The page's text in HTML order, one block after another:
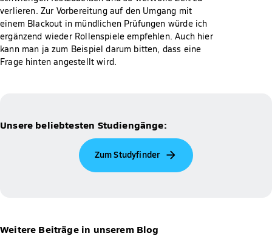
verlieren. Zur Vorbereitung auf den Umgang mit
einem Blackout in mündlichen Prüfungen würde ich
ergänzend wieder Rollenspiele empfehlen. Auch hier
kann man ja zum Beispiel darum bitten, dass eine
Frage hinten angestellt wird.
Unsere beliebtesten Studiengänge:
Zum Studyfinder
Weitere Beiträge in unserem Blog